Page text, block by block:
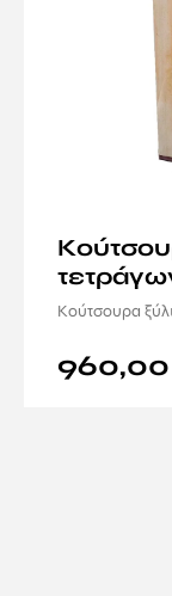
Κούτσουρα
960,00